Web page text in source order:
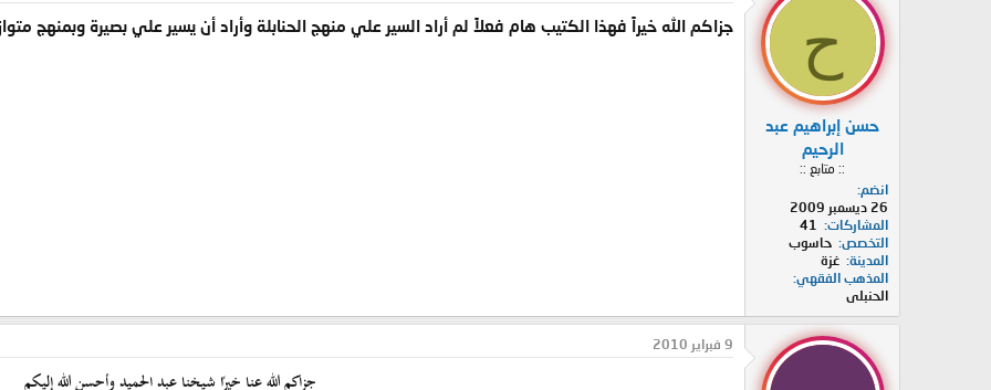
ح
حسن إبراهيم عبد
الرحيم
:: متابع ::
انضم
26 ديسمبر 2009
المشاركات
41
التخصص حاسوب
المدينة غزة
المذهب الفقهي
الحنبلى
جزاكم الله خيراً فهذا الكتيب هام فعلاً لم أراد السير علي منهج الحنابلة وأراد أن يسير علي بصيرة وبمنهج
9 فبراير 2010
جزاكم الله عنا خيرًا شيخنا عبد الحميد وأحسن الله إليكم